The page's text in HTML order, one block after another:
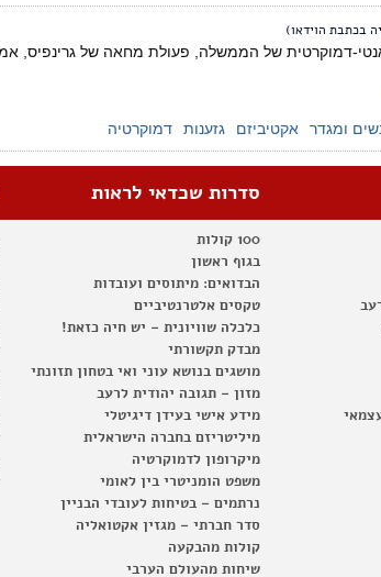
בכתבת הוידאו)
דמוקרטית של הממשלה, פעולת מחאה של גרינפיס,
ומגדר אקטיביזם גזענות דמוקרטיה
סדרות שכדאי לראות
100 קולות
בגוף ראשון
הבדואים: מיתוסים ועובדות
טקסים אלטרנטיביים
כלכלה שוויונית – יש חיה כזאת!
מבדק תקשורתי
מושגים בנושא עוני ואי בטחון תזונתי
מזון – תגובה יהודית לרעב
מידע אישי בעידן דיגיטלי
מיליטריזם בחברה הישראלית
מיקרופון לדמוקרטיה
משפט הומניטרי בין לאומי
נרתמים – בטיחות לעובדי הבניין
סדר חברתי – מגזין אקטואליה
קולות מהבקעה
שיחות מהעולם הערבי